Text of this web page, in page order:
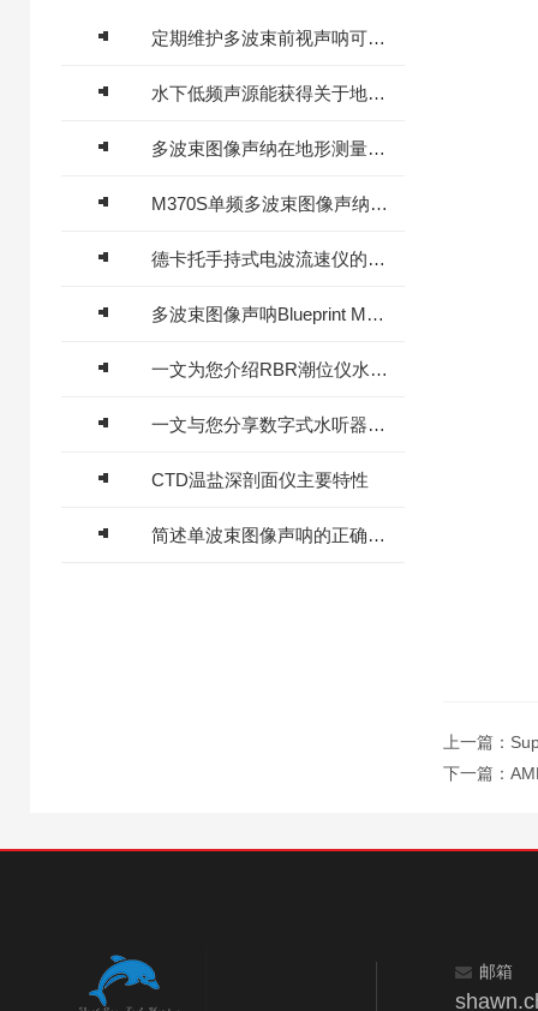
定期维护多波束前视声呐可降低故障风险并节约后续修复成本
水下低频声源能获得关于地球内部结构的新见解
多波束图像声纳在地形测量方面的优点介绍
M370S单频多波束图像声纳使用维护方案
德卡托手持式电波流速仪的电磁损耗形式分享
多波束图像声呐Blueprint M750d/M1200d的主要特点解析
一文为您介绍RBR潮位仪水位计的性能特点
一文与您分享数字式水听器的常见故障相应解决方法
CTD温盐深剖面仪主要特性
简述单波束图像声呐的正确使用方法
上一篇：
下一篇：
邮箱